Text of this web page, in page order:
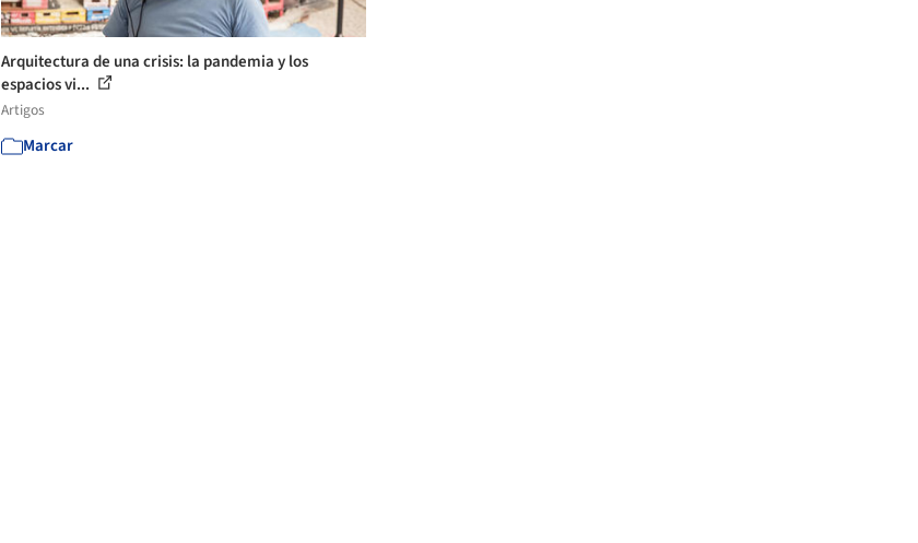
Arquitectura de una crisis: la pandemia y los
espacios vi...
Artigos
Marcar